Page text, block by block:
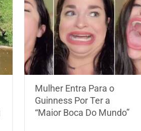
Mulher Entra Para o
Guinness Por Ter a
“Maior Boca Do Mundo”